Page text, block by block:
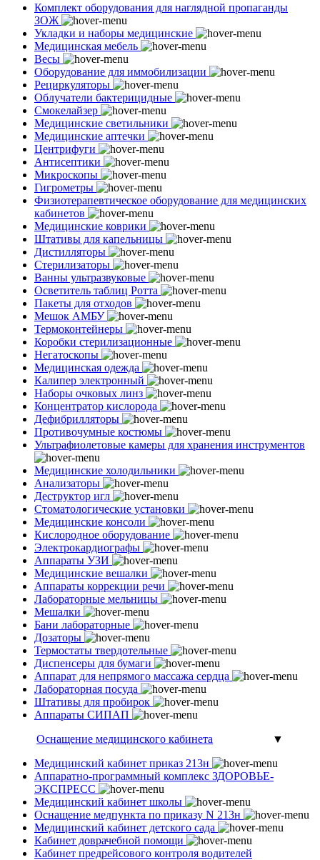
Комплект оборудования для наглядной пропаганды
ЗОЖ
Укладки и наборы медицинские
Медицинская мебель
Весы
Оборудование для иммобилизации
Рециркуляторы
Облучатели бактерицидные
Смокелайзер
Медицинские светильники
Медицинские аптечки
Центрифуги
Антисептики
Микроскопы
Гигрометры
Физиотерапевтическое оборудование для медицинских
кабинетов
Медицинские коврики
Штативы для капельницы
Дистилляторы
Стерилизаторы
Ванны ультразвуковые
Осветитель таблиц Ротта
Пакеты для отходов
Мешок АМБУ
Термоконтейнеры
Коробки стерилизационные
Негатоскопы
Медицинская одежда
Калипер электронный
Наборы очковых линз
Концентратор кислорода
Дефибрилляторы
Противочумные костюмы
Ультрафиолетовые камеры для хранения инструментов
Медицинские холодильники
Анализаторы
Деструктор игл
Стоматологические установки
Медицинские консоли
Кислородное оборудование
Электрокардиографы
Аппараты УЗИ
Медицинские вешалки
Аппараты коррекции речи
Лабораторные мельницы
Мешалки
Бани лабораторные
Дозаторы
Термостаты твердотельные
Диспенсеры для бумаги
Аппарат для непрямого массажа сердца
Лабораторная посуда
Штативы для пробирок
Аппараты СИПАП
Оснащение медицинского кабинета
▼
Медицинский кабинет приказ 213н
Аппаратно-программный комплекс ЗДОРОВЬЕ-
ЭКСПРЕСС
Медицинский кабинет школы
Оснащение медпункта по приказу N 213н
Медицинский кабинет детского сада
Кабинет доврачебной помощи
Кабинет предрейсового контроля водителей